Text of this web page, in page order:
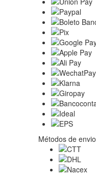
Métodos de envio